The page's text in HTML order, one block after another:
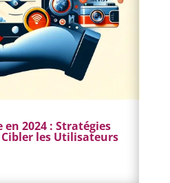
2024 : Stratégies
les Utilisateurs